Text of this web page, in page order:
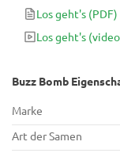
Lethargie, die bei
Wirkung“ auftreten
Los geht's (PDF)
Los geht's
Buzz Bomb
Marke
Art der Samen